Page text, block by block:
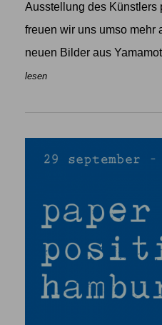
Ausstellung des Künstlers
freuen wir uns umso mehr
neuen Bilder aus
lesen